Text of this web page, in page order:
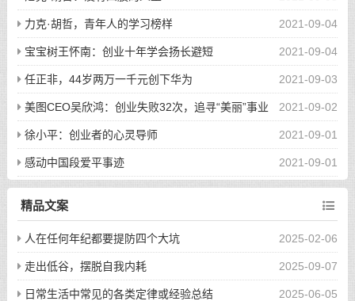
2021-09-04
力克·胡哲，青年人的学习榜样
2021-09-04
宝宝树王怀南：创业十年学会扬长避短
2021-09-03
任正非，44岁两万一千元创下华为
2021-09-02
美图CEO吴欣鸿：创业失败32次，追寻“美丽”事业
铸就970亿传奇 2021-09-01
徐小平：创业者的心灵导师
2021-09-01
感动中国段爱平事迹
精品文案
2025-02-06
人在任何年纪都要提防四个大坑
2025-09-07
走出低谷，摆脱自我内耗
2025-06-05
日常生活中常见的各类定律或经验总结